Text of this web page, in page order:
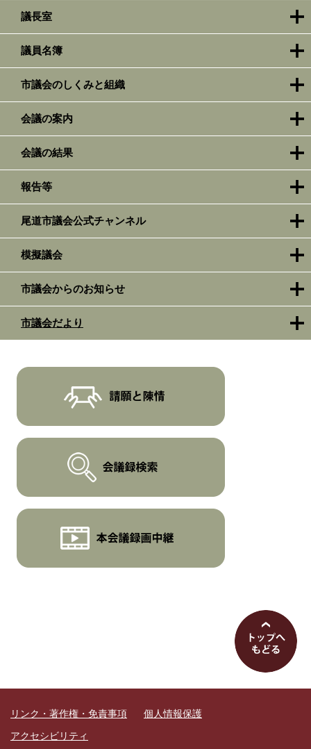
議長室
議員名簿
市議会のしくみと組織
会議の案内
会議の結果
報告等
尾道市議会公式チャンネル
模擬議会
市議会からのお知らせ
市議会だより
リンク・著作権・免責事項
個人情報保護
アクセシビリティ